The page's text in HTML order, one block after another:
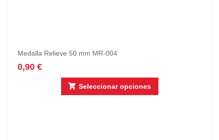
Medalla Relieve 50 mm MR-004
0,90 €
Seleccionar opciones